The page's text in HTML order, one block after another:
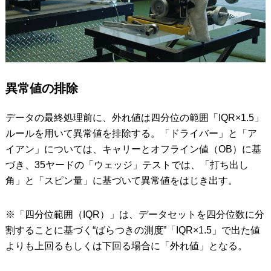
異常値の排除
データの最終処理前に、外れ値は四分位の範囲「IQR×1.5」
ルールを用いて異常値を排除する。「ドライバー」と「ア
イアン」については、キャリーとオフライン値（OB）に基
づき、35ヤードの「ウェッジ」テストでは、「打ち出し
角」と「スピン量」に基づいて異常値をはじき出す。
※「四分位範囲（IQR）」は、データセットを四分位数に分
割することに基づく“ばらつきの測度”「IQR×1.5」で出た値
よりも上回るもしくは下回る場合に「外れ値」となる。